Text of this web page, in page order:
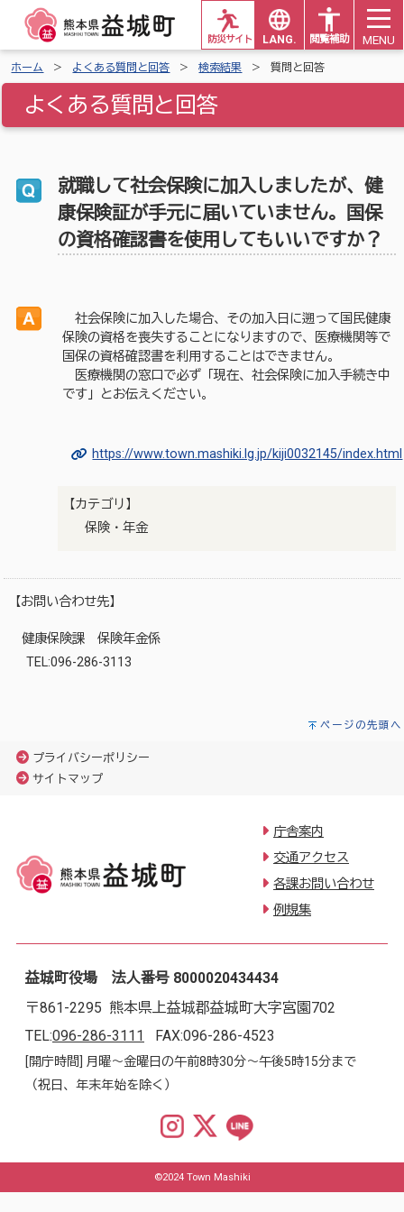
LANG. 閲覧補助
防災サイト MENU
ホーム よくある質問と回答 検索結果 質問と回答
よくある質問と回答
就職して社会保険に加入しましたが、健
康保険証が手元に届いていません。国保
の資格確認書を使用してもいいですか？
社会保険に加入した場合、その加入日に遡って国民健康
保険の資格を喪失することになりますので、医療機関等で
国保の資格確認書を利用することはできません。
医療機関の窓口で必ず「現在、社会保険に加入手続き中
です」とお伝えください。
https://www.town.mashiki.lg.jp/kiji0032145/index.html
【カテゴリ】
保険・年金
【お問い合わせ先】
健康保険課 保険年金係
TEL:096-286-3113
ページの先頭へ
プライバシーポリシー
サイトマップ
庁舎案内
交通アクセス
各課お問い合わせ
例規集
益城町役場 法人番号 8000020434434
〒861-2295 熊本県上益城郡益城町大字宮園702
TEL:096-286-3111 FAX:096-286-4523
[開庁時間] 月曜～金曜日の午前8時30分～午後5時15分まで
（祝日、年末年始を除く）
©2024 Town Mashiki